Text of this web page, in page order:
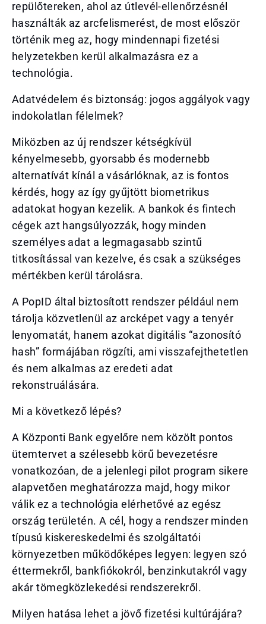
repülőtereken, ahol az útlevél-ellenőrzésnél
használták az arcfelismerést, de most először
történik meg az, hogy mindennapi fizetési
helyzetekben kerül alkalmazásra ez a
technológia.
Adatvédelem és biztonság: jogos aggályok vagy
indokolatlan félelmek?
Miközben az új rendszer kétségkívül
kényelmesebb, gyorsabb és modernebb
alternatívát kínál a vásárlóknak, az is fontos
kérdés, hogy az így gyűjtött biometrikus
adatokat hogyan kezelik. A bankok és fintech
cégek azt hangsúlyozzák, hogy minden
személyes adat a legmagasabb szintű
titkosítással van kezelve, és csak a szükséges
mértékben kerül tárolásra.
A PopID által biztosított rendszer például nem
tárolja közvetlenül az arcképet vagy a tenyér
lenyomatát, hanem azokat digitális “azonosító
hash” formájában rögzíti, ami visszafejthetetlen
és nem alkalmas az eredeti adat
rekonstruálására.
Mi a következő lépés?
A Központi Bank egyelőre nem közölt pontos
ütemtervet a szélesebb körű bevezetésre
vonatkozóan, de a jelenlegi pilot program sikere
alapvetően meghatározza majd, hogy mikor
válik ez a technológia elérhetővé az egész
ország területén. A cél, hogy a rendszer minden
típusú kiskereskedelmi és szolgáltatói
környezetben működőképes legyen: legyen szó
éttermekről, bankfiókokról, benzinkutakról vagy
akár tömegközlekedési rendszerekről.
Milyen hatása lehet a jövő fizetési kultúrájára?